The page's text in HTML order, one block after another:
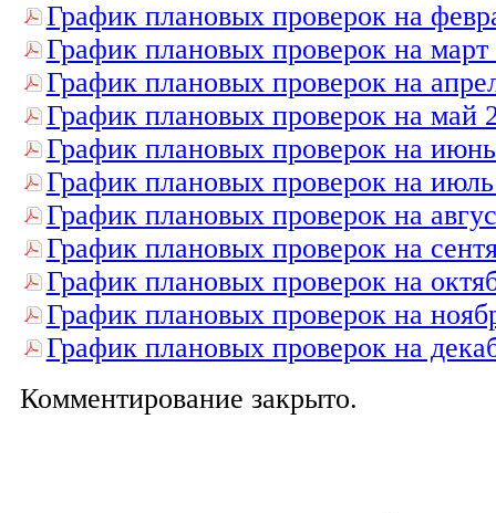
График плановых проверок на
График плановых проверок на март
График плановых проверок на
График плановых проверок на май
График плановых проверок на
График плановых проверок на
График плановых проверок на
График плановых проверок на
График плановых проверок на
График плановых проверок на
График плановых проверок на
Комментирование закрыто.